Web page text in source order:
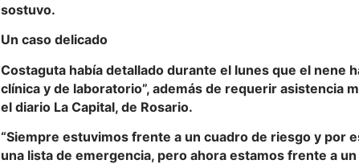
sostuvo.
Un caso delicado
Costaguta había detallado durante el lunes que el nene
clínica y de laboratorio”, además de requerir asistencia
el diario La Capital, de Rosario.
“Siempre estuvimos frente a un cuadro de riesgo y por
una lista de emergencia, pero ahora estamos frente a